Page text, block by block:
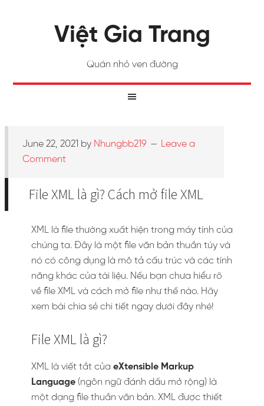
Việt Gia Trang
Quán nhỏ ven đường
June 22, 2021 by Nhungbb219
Leave a
Comment
File XML là gì? Cách mở file XML
XML là file thường xuất hiện trong máy tính của
chúng ta. Đây là một file văn bản thuần túy và
nó có công dụng là mô tả cấu trúc và các tính
năng khác của tài liệu. Nếu bạn chưa hiểu rõ
về file XML và cách mở file như thế nào. Hãy
xem bài chia sẻ chi tiết ngay dưới đây nhé!
File XML là gì?
XML là viết tắt của eXtensible Markup
Language (ngôn ngữ đánh dấu mở rộng) là
một dạng file thuần văn bản. XML được thiết